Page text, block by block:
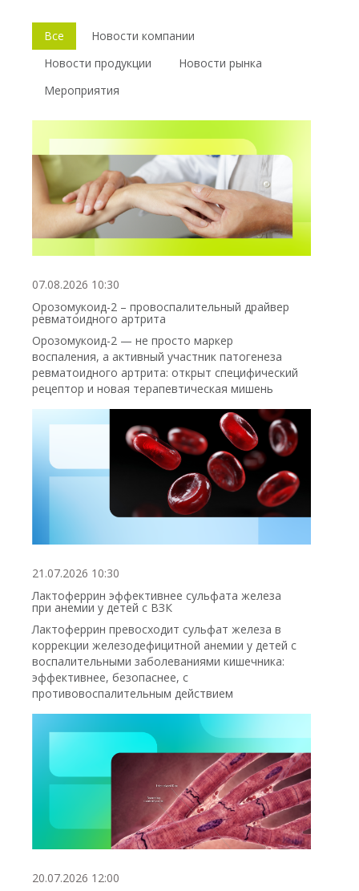
Все
Новости компании
Новости продукции
Новости рынка
Мероприятия
07.08.2026 10:30
Орозомукоид-2 – провоспалительный драйвер
ревматоидного артрита
Орозомукоид-2 — не просто маркер
воспаления, а активный участник патогенеза
ревматоидного артрита: открыт специфический
рецептор и новая терапевтическая мишень
21.07.2026 10:30
Лактоферрин эффективнее сульфата железа
при анемии у детей с ВЗК
Лактоферрин превосходит сульфат железа в
коррекции железодефицитной анемии у детей с
воспалительными заболеваниями кишечника:
эффективнее, безопаснее, с
противовоспалительным действием
20.07.2026 12:00